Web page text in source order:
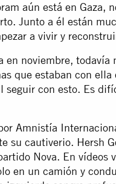
aún está en Gaza,
Junto a él están
a vivir y
en noviembre, todavía
que estaban con
seguir con esto. Es
Amnistía
su cautiverio. Hersh
Nova. En vídeos
en un camión y